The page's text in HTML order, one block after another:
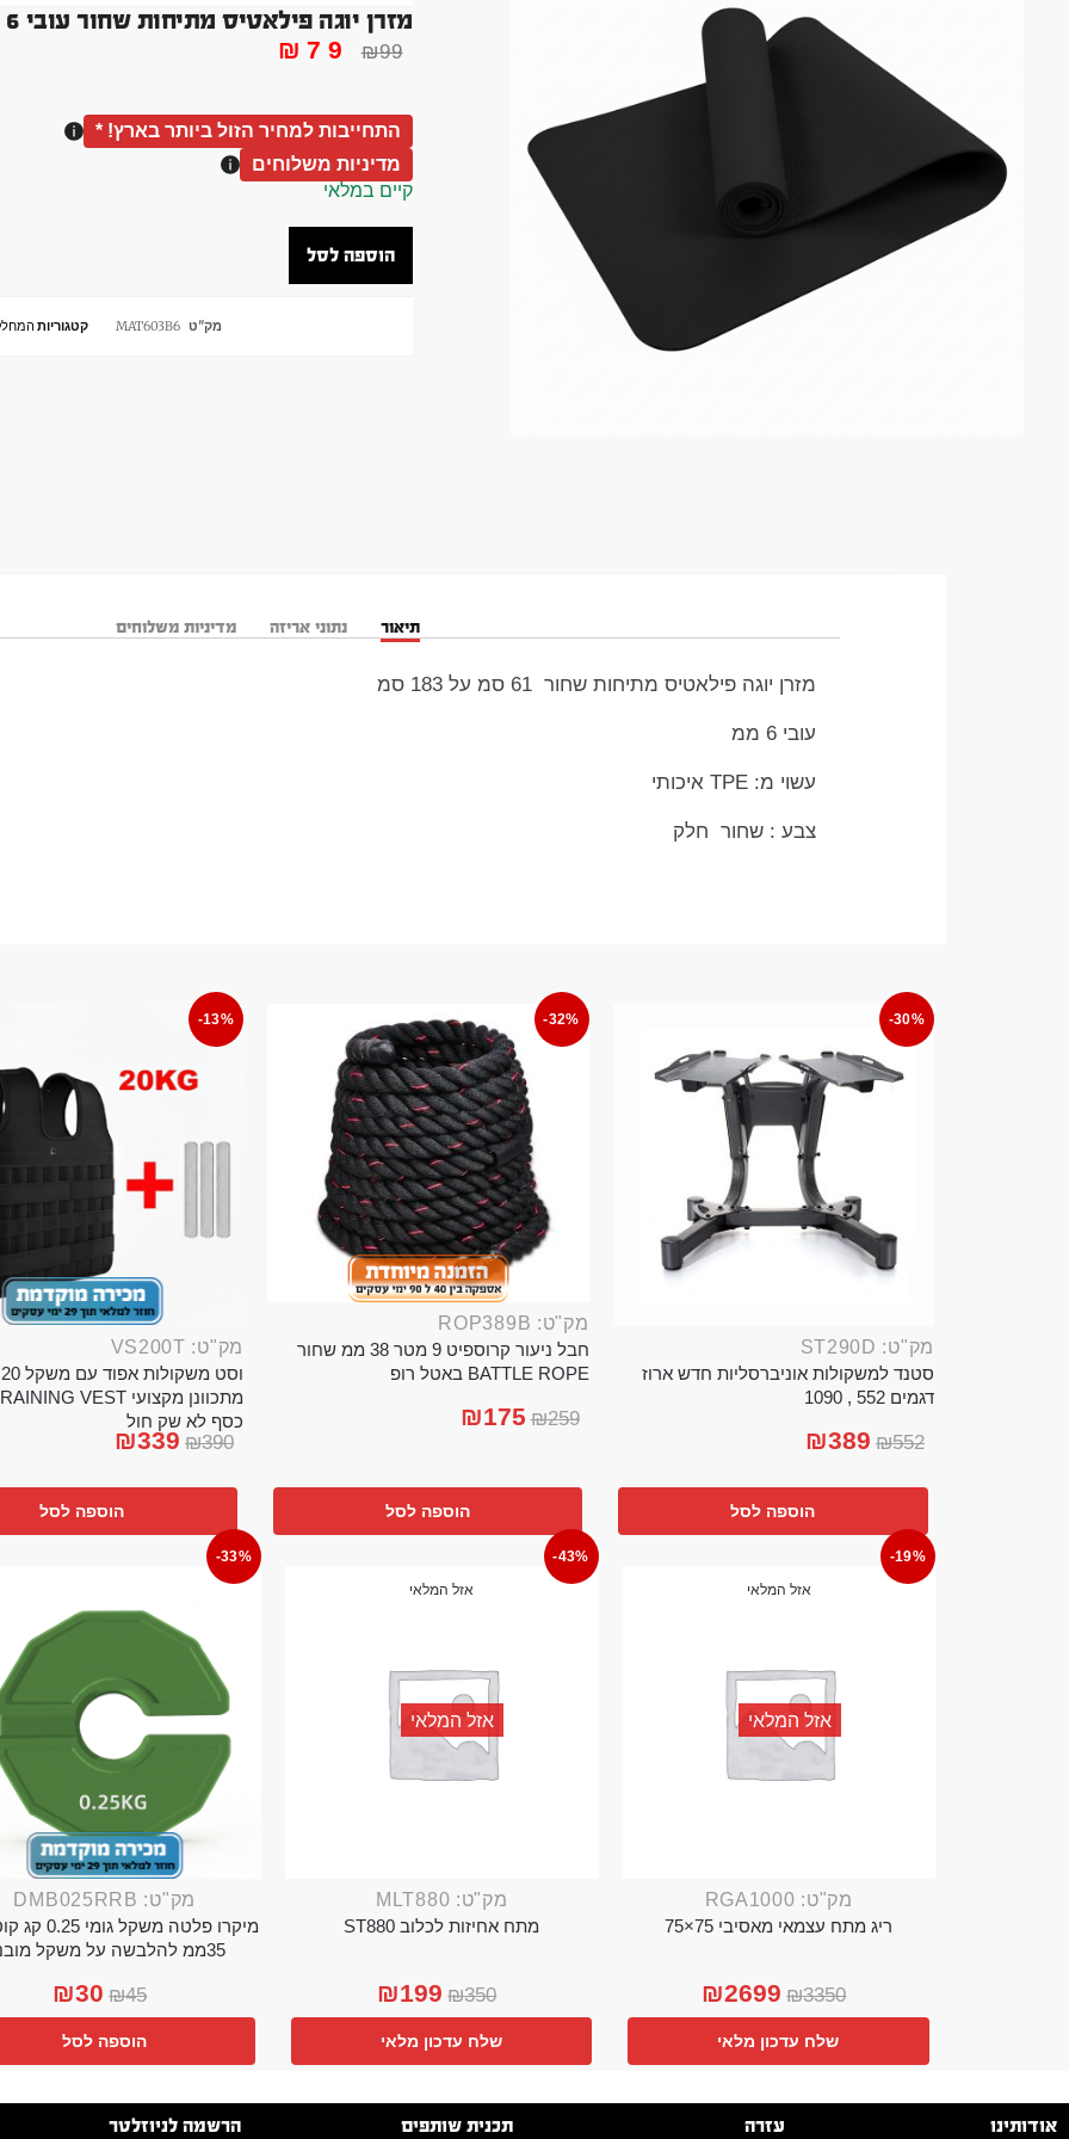
מזרן יוגה פילאטיס מתיחות שחור עובי 6 ממ אורך 183 סמ מיזרון מזרון
₪99
₪79
התחייבות למחיר הזול ביותר בארץ! *
מדיניות משלוחים
קיים במלאי
הוספה לסל
מק"ט MAT603B6 קטגוריות
תיאור נתוני אריזה מדיניות משלוחים
מזרן יוגה פילאטיס מתיחות שחור 61 סמ על 183 סמ
עובי 6 ממ
עשוי מ: TPE איכותי
צבע : שחור חלק
-30%
מק"ט: ST290D
סטנד למשקולות אוניברסליות חדש ארוז
דגמים 552 , 1090
₪552
₪389
הוספה לסל
-32%
מק"ט: ROP389B
חבל ניעור קרוספיט 9 מטר 38 ממ שחור
BATTLE ROPE באטל רופ
₪259
₪175
הוספה לסל
-13%
מק"ט: VS200T
כסף לא שק חול
₪390
₪339
הוספה לסל
-19%
אזל המלאי
אזל המלאי
מק"ט: RGA1000
ריג מתח עצמאי מאסיבי 75×75
₪3350
₪2699
שלח עדכון מלאי
-43%
אזל המלאי
אזל המלאי
מק"ט: MLT880
מתח אחיזות לכלוב ST880
₪350
₪199
שלח עדכון מלאי
-33%
מק"ט: DMB025RRB
מיקרו פלטה
35ממ להלבשה על משקל מובנה
₪45
₪30
הוספה לסל
אודותינו עזרה תכנית שותפים הרשמה לניוזלטר